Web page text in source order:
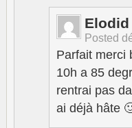
Elodid
Posted
Parfait merci
10h a 85
rentrai pas
ai déjà hâte